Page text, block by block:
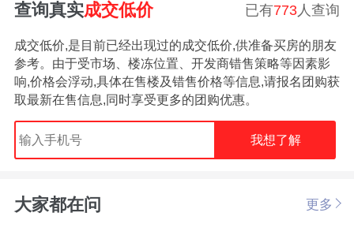
查询真实成交低价 已有773人查询
成交低价,是目前已经出现过的成交低价,供准备买房的朋友
参考。由于受市场、楼冻位置、开发商错售策略等因素影
响,价格会浮动,具体在售楼及错售价格等信息,请报名团购获
取最新在售信息,同时享受更多的团购优惠。
我想了解
大家都在问 更多